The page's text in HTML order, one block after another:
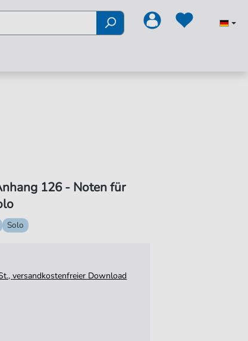
126 - Noten für
Solo
versandkostenfreier Download